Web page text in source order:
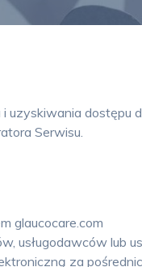
uzyskiwania
Serwisu.
glaucocare.com
usługodawców lub
za